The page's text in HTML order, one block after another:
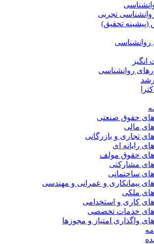
تجربی
(پیشینه تحقیق)
روانشناسی
روانشناسی
حقوق صنعتی
مالی
تجاری و بازرگانی
رایانه ای
حقوق مولف
مشارکتی
ساختمانی
پیمانکاری و عمرانی و مهندسی
ملکی
کاری و استخدامی
خدمات تخصصی
واگذاری امتیاز و مجوزها